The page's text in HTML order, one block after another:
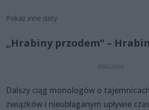
Pokaż inne daty
„Hrabiny przodem” –
Dalszy ciąg monologów o
związków i nieubłaganym upływie